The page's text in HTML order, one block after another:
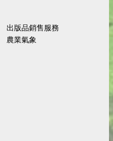
出版品銷售服務
農業氣象